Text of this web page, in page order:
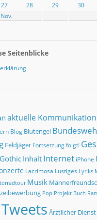
27 28 29 30
Seitenblicke
aktuelle Kommunikation
Blog Blutengel
Feldjäger Fortsetzung folgt!
Gothic Inhalt Internet iPhone
Lacrimosa Lustiges Lyriks
Musik
Pop Projekt Buch
Tweets Ärztlicher Dienst